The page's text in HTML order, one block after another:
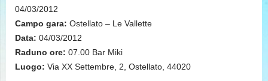
04/03/2012
Campo gara: Ostellato – Le Vallette
Data: 04/03/2012
Raduno ore: 07.00 Bar Miki
Luogo: Via XX Settembre, 2, Ostellato, 44020